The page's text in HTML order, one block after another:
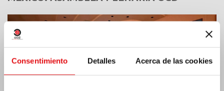
Consentimiento Detalles Acerca de las cookies